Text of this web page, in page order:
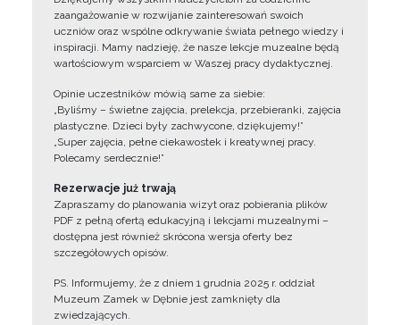
zaangażowanie w rozwijanie zainteresowań swoich
uczniów oraz wspólne odkrywanie świata pełnego wiedzy i
inspiracji. Mamy nadzieję, że nasze lekcje muzealne będą
wartościowym wsparciem w Waszej pracy dydaktycznej.
Opinie uczestników mówią same za siebie:
„Byliśmy – świetne zajęcia, prelekcja, przebieranki, zajęcia
plastyczne. Dzieci były zachwycone, dziękujemy!”
„Super zajęcia, pełne ciekawostek i kreatywnej pracy.
Polecamy serdecznie!”
Rezerwacje już trwają
Zapraszamy do planowania wizyt oraz pobierania plików
PDF z pełną ofertą edukacyjną i lekcjami muzealnymi –
dostępna jest również skrócona wersja oferty bez
szczegółowych opisów.
PS. Informujemy, że z dniem 1 grudnia 2025 r. oddział
Muzeum Zamek w Dębnie jest zamknięty dla
zwiedzających.